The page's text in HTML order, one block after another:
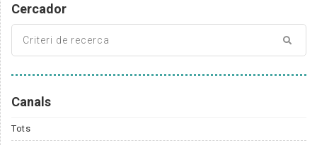
Cercador
Canals
Tots